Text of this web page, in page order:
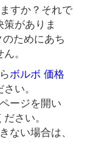
すか？それで
がありま
ためにあち
。
ボルボ 価格
い。
ージを開い
さい。
ない場合は、